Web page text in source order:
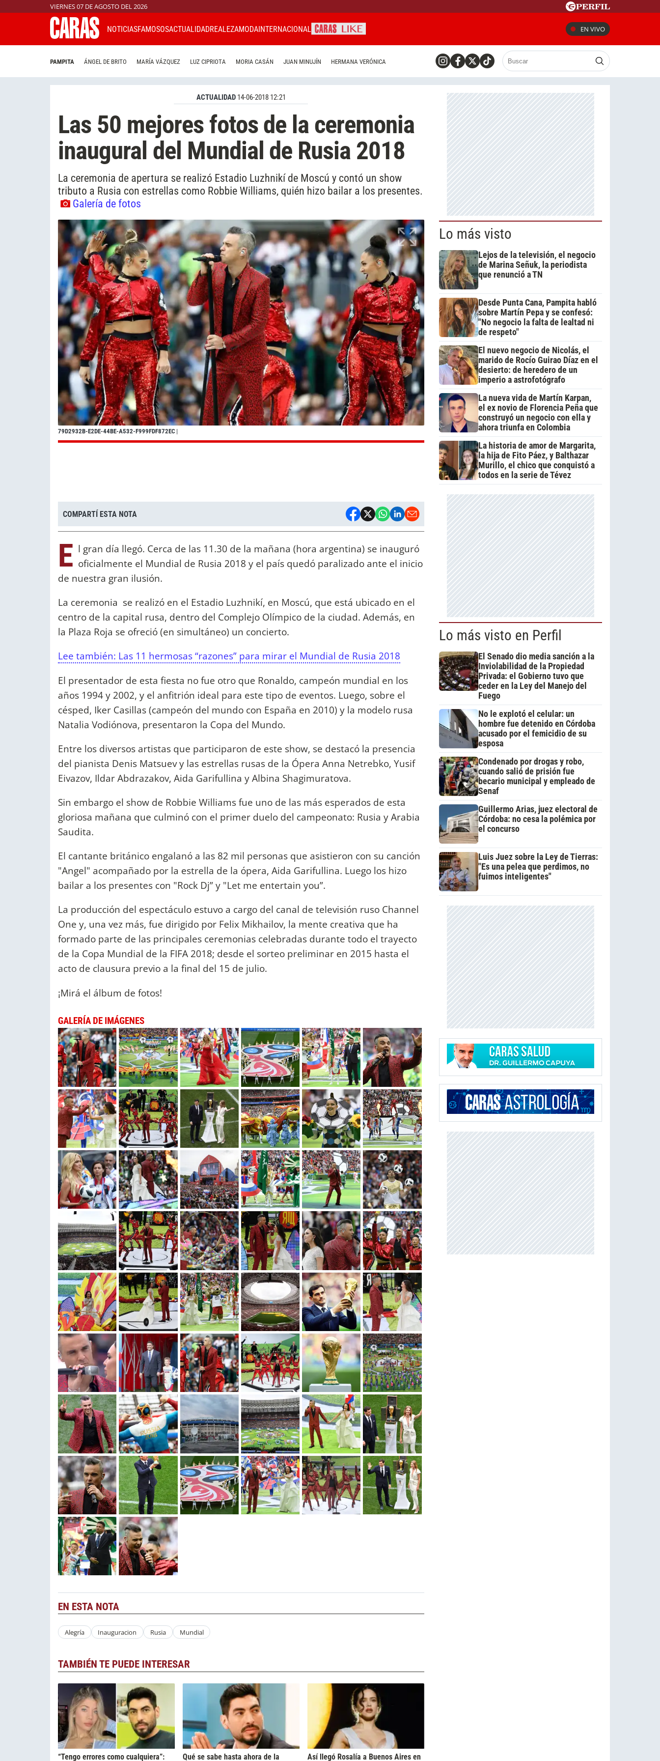
VIERNES 07 DE AGOSTO DEL 2026
NOTICIASFAMOSOSACTUALIDADREALEZAMODAINTERNACIONAL EN VIVO
PAMPITA ÁNGEL DE BRITO MARÍA VÁZQUEZ LUZ CIPRIOTA MORIA CASÁN JUAN MINUJÍN HERMANA VERÓNICA
ACTUALIDAD 14-06-2018 12:21
Las 50 mejores fotos de la ceremonia
inaugural del Mundial de Rusia 2018
La ceremonia de apertura se realizó Estadio Luzhnikí de Moscú y contó un show
tributo a Rusia con estrellas como Robbie Williams, quién hizo bailar a los presentes.
Galería de fotos
79D2932B-E2DE-44BE-A532-F999FDF872EC |
COMPARTÍ ESTA NOTA
E l gran día llegó. Cerca de las 11.30 de la mañana (hora argentina) se inauguró
oficialmente el Mundial de Rusia 2018 y el país quedó paralizado ante el inicio
de nuestra gran ilusión.
La ceremonia se realizó en el Estadio Luzhnikí, en Moscú, que está ubicado en el
centro de la capital rusa, dentro del Complejo Olímpico de la ciudad. Además, en
la Plaza Roja se ofreció (en simultáneo) un concierto.
Lee también: Las 11 hermosas “razones” para mirar el Mundial de Rusia 2018
El presentador de esta fiesta no fue otro que Ronaldo, campeón mundial en los
años 1994 y 2002, y el anfitrión ideal para este tipo de eventos. Luego, sobre el
césped, Iker Casillas (campeón del mundo con España en 2010) y la modelo rusa
Natalia Vodiónova, presentaron la Copa del Mundo.
Entre los diversos artistas que participaron de este show, se destacó la presencia
del pianista Denis Matsuev y las estrellas rusas de la Ópera Anna Netrebko, Yusif
Eivazov, Ildar Abdrazakov, Aida Garifullina y Albina Shagimuratova.
Sin embargo el show de Robbie Williams fue uno de las más esperados de esta
gloriosa mañana que culminó con el primer duelo del campeonato: Rusia y Arabia
Saudita.
El cantante británico engalanó a las 82 mil personas que asistieron con su canción
"Angel" acompañado por la estrella de la ópera, Aida Garifullina. Luego los hizo
bailar a los presentes con "Rock Dj” y "Let me entertain you”.
La producción del espectáculo estuvo a cargo del canal de televisión ruso Channel
One y, una vez más, fue dirigido por Felix Mikhailov, la mente creativa que ha
formado parte de las principales ceremonias celebradas durante todo el trayecto
de la Copa Mundial de la FIFA 2018; desde el sorteo preliminar en 2015 hasta el
acto de clausura previo a la final del 15 de julio.
¡Mirá el álbum de fotos!
GALERÍA DE IMÁGENES
EN ESTA NOTA
Alegría Inauguracion Rusia Mundial
TAMBIÉN TE PUEDE INTERESAR
“Tengo errores como cualquiera”:
Qué se sabe hasta ahora de la
Así llegó Rosalía a Buenos Aires en
Lo más visto
Lejos de la televisión, el negocio
de Marina Señuk, la periodista
que renunció a TN
Desde Punta Cana, Pampita habló
sobre Martín Pepa y se confesó:
"No negocio la falta de lealtad ni
de respeto"
El nuevo negocio de Nicolás, el
marido de Rocío Guirao Díaz en el
desierto: de heredero de un
imperio a astrofotógrafo
La nueva vida de Martín Karpan,
el ex novio de Florencia Peña que
construyó un negocio con ella y
ahora triunfa en Colombia
La historia de amor de Margarita,
la hija de Fito Páez, y Balthazar
Murillo, el chico que conquistó a
todos en la serie de Tévez
Lo más visto en Perfil
El Senado dio media sanción a la
Inviolabilidad de la Propiedad
Privada: el Gobierno tuvo que
ceder en la Ley del Manejo del
Fuego
No le explotó el celular: un
hombre fue detenido en Córdoba
acusado por el femicidio de su
esposa
Condenado por drogas y robo,
cuando salió de prisión fue
becario municipal y empleado de
Senaf
Guillermo Arias, juez electoral de
Córdoba: no cesa la polémica por
el concurso
Luis Juez sobre la Ley de Tierras:
"Es una pelea que perdimos, no
fuimos inteligentes"